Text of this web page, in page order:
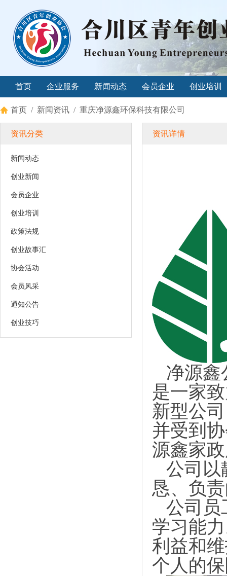
首页 企业服务 新闻动态 会员企业 创业培训
首页 / 新闻资讯 / 重庆净源鑫环保科技有限公司
资讯分类
新闻动态
创业新闻
会员企业
创业培训
政策法规
创业故事汇
协会活动
会员风采
通知公告
创业技巧
资讯详情
净源鑫
是一家
新型公
并受到
源鑫家
公司以
恳、负
公司员
学习能
利益和
个人的